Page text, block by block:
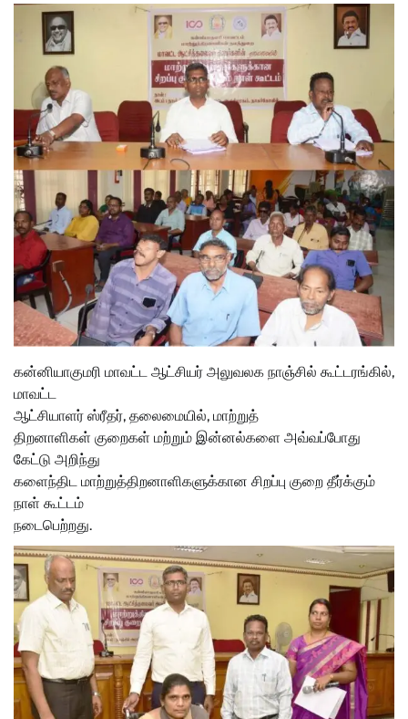
கன்னியாகுமரி மாவட்ட ஆட்சியர் அலுவலக நாஞ்சில் கூட்டரங்கில்,
மாவட்ட
ஆட்சியாளர் ஸ்ரீதர், தலைமையில், மாற்றுத்
திறனாளிகள் குறைகள் மற்றும் இன்னல்களை அவ்வப்போது
கேட்டு அறிந்து
களைந்திட மாற்றுத்திறனாளிகளுக்கான சிறப்பு குறை தீர்க்கும்
நாள் கூட்டம்
நடைபெற்றது.